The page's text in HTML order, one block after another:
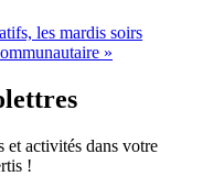
les mardis soirs
»
et activités dans votre
!